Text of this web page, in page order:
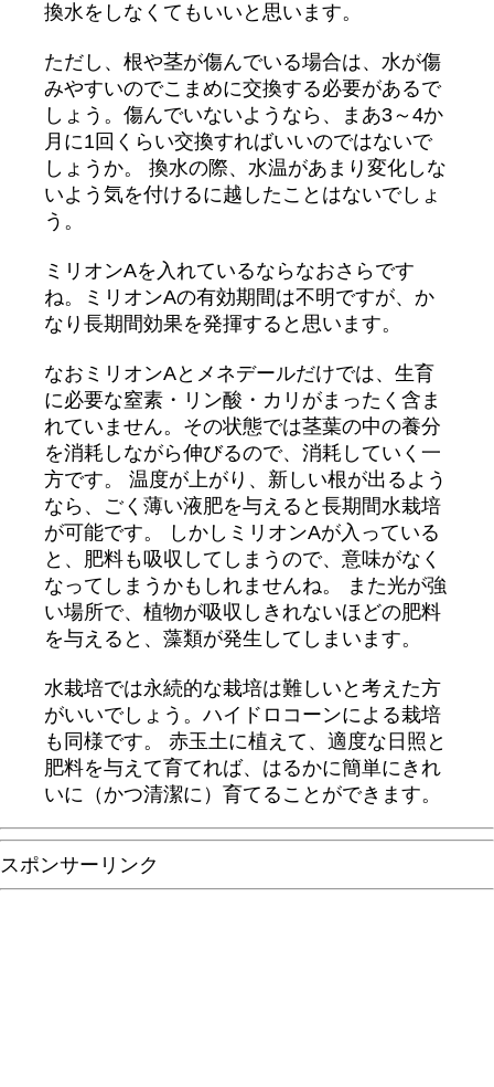
換水をしなくてもいいと思います。
ただし、根や茎が傷んでいる場合は、水が傷
みやすいのでこまめに交換する必要があるで
しょう。傷んでいないようなら、まあ3～4か
月に1回くらい交換すればいいのではないで
しょうか。 換水の際、水温があまり変化しな
いよう気を付けるに越したことはないでしょ
う。
ミリオンAを入れているならなおさらです
ね。ミリオンAの有効期間は不明ですが、か
なり長期間効果を発揮すると思います。
なおミリオンAとメネデールだけでは、生育
に必要な窒素・リン酸・カリがまったく含ま
れていません。その状態では茎葉の中の養分
を消耗しながら伸びるので、消耗していく一
方です。 温度が上がり、新しい根が出るよう
なら、ごく薄い液肥を与えると長期間水栽培
が可能です。 しかしミリオンAが入っている
と、肥料も吸収してしまうので、意味がなく
なってしまうかもしれませんね。 また光が強
い場所で、植物が吸収しきれないほどの肥料
を与えると、藻類が発生してしまいます。
水栽培では永続的な栽培は難しいと考えた方
がいいでしょう。ハイドロコーンによる栽培
も同様です。 赤玉土に植えて、適度な日照と
肥料を与えて育てれば、はるかに簡単にきれ
いに（かつ清潔に）育てることができます。
スポンサーリンク